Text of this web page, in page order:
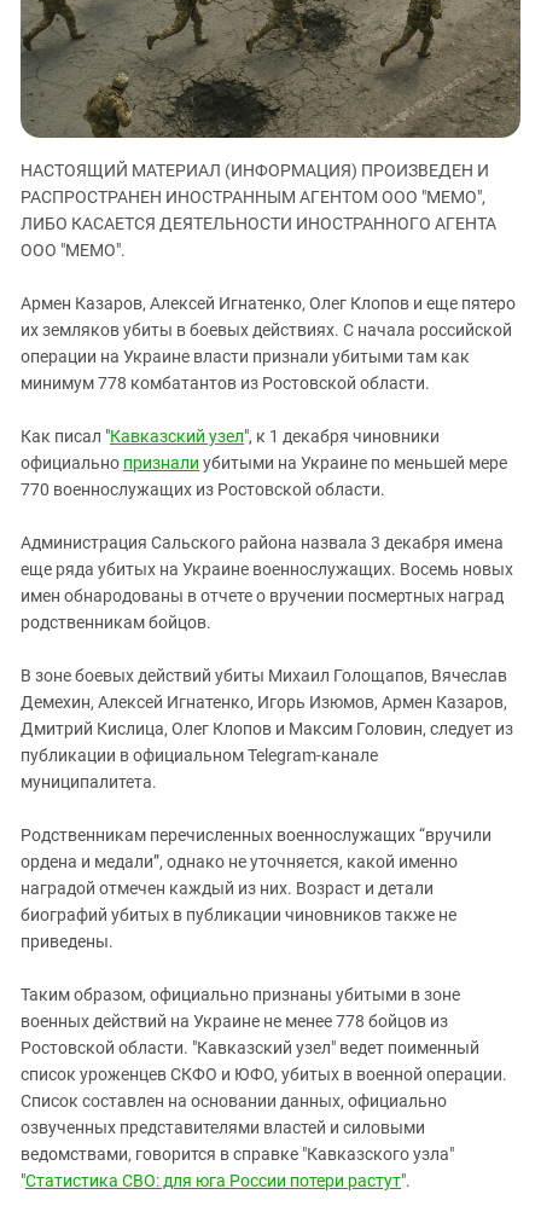
ЗАСТАВЛЯЕТ
КАВКАЗ ЗА ПАЛЕСТИНУ
ИНАКОМЫСЛИЕ В ЧЕЧНЕ
ПРЕСЛЕДОВАНИЕ АКТИВИСТОВ
МОБИЛИЗАЦИЯ И ПРОТЕСТЫ
Дагестан
Ингушетия
Кабардино-Балкария
Калмыкия
Карачаево-Черкесия
Краснодарский край
Нагорный Карабах
Ростовская область
Северная Осетия - Алания
СКФО
Ставропольский край
Чечня
Южный Кавказ
ЮФО
НАСТОЯЩИЙ МАТЕРИАЛ (ИНФОРМАЦИЯ) ПРОИЗВЕДЕН И
РАСПРОСТРАНЕН ИНОСТРАННЫМ АГЕНТОМ ООО "МЕМО",
ЛИБО КАСАЕТСЯ ДЕЯТЕЛЬНОСТИ ИНОСТРАННОГО АГЕНТА
ООО "МЕМО".
Армен Казаров, Алексей Игнатенко, Олег Клопов и еще пятеро
их земляков убиты в боевых действиях. С начала российской
операции на Украине власти признали убитыми там как
минимум 778 комбатантов из Ростовской области.
Как писал "Кавказский узел", к 1 декабря чиновники
официально признали убитыми на Украине по меньшей мере
770 военнослужащих из Ростовской области.
Администрация Сальского района назвала 3 декабря имена
еще ряда убитых на Украине военнослужащих. Восемь новых
имен обнародованы в отчете о вручении посмертных наград
родственникам бойцов.
В зоне боевых действий убиты Михаил Голощапов, Вячеслав
Демехин, Алексей Игнатенко, Игорь Изюмов, Армен Казаров,
Дмитрий Кислица, Олег Клопов и Максим Головин, следует из
публикации в официальном Telegram-канале
муниципалитета.
Родственникам перечисленных военнослужащих “вручили
ордена и медали”, однако не уточняется, какой именно
наградой отмечен каждый из них. Возраст и детали
биографий убитых в публикации чиновников также не
приведены.
Таким образом, официально признаны убитыми в зоне
военных действий на Украине не менее 778 бойцов из
Ростовской области. "Кавказский узел" ведет поименный
список уроженцев СКФО и ЮФО, убитых в военной операции.
Список составлен на основании данных, официально
озвученных представителями властей и силовыми
ведомствами, говорится в справке "Кавказского узла"
"Статистика СВО: для юга России потери растут".